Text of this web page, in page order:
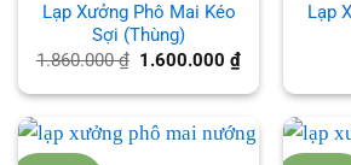
Lạp Xưởng Phô Mai Kéo
Sợi (Thùng)
1.860.000₫ Giá
là:
1.600.000₫Giá
tại
1.600.000 ₫.
Lạp